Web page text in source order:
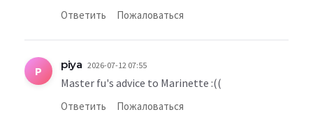
Ответить Пожаловаться
P piya 2026-07-12 07:55
Master fu's advice to Marinette :((
Ответить Пожаловаться